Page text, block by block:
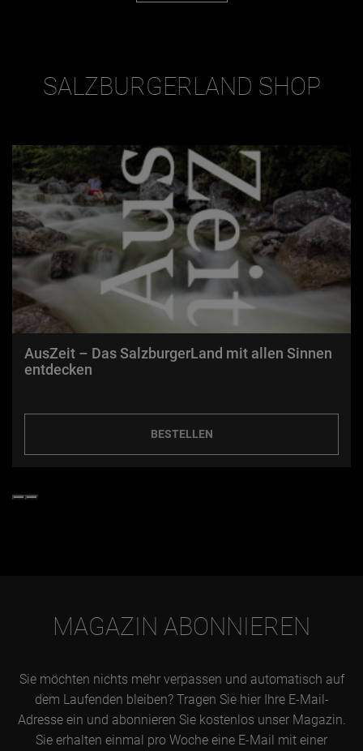
SALZBURGERLAND SHOP
AusZeit – Das SalzburgerLand mit allen Sinnen
entdecken
BESTELLEN
MAGAZIN ABONNIEREN
Sie möchten nichts mehr verpassen und automatisch auf
dem Laufenden bleiben? Tragen Sie hier Ihre E-Mail-
Adresse ein und abonnieren Sie kostenlos unser Magazin.
Sie erhalten einmal pro Woche eine E-Mail mit einer